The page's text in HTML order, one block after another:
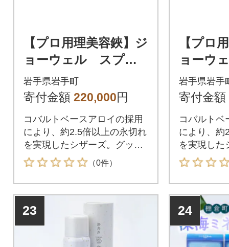
【プロ用理美容鋏】ジ
ョーウェル スプリ
ームSCC-5700F (5.7
インチ) カット
岩手県岩手町
寄付金額 220,000円
コバルトベースアロイの採用
により、約2.5倍以上の永切れ
を実現したシザーズ。グッド
デザイン賞受賞。
（0件）
【プロ
ョーウ
ーム
インチ)
岩手県岩手
寄付金額
コバルトベ
により、約
を実現した
デザイン賞
23 24